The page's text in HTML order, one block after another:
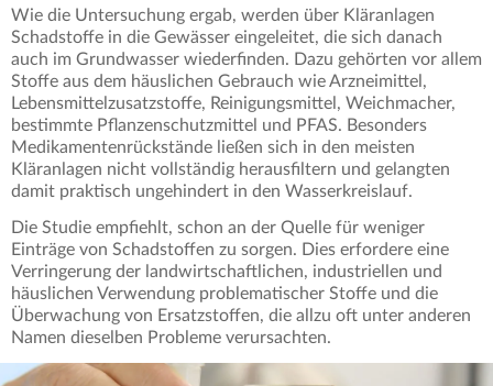
Wie die Untersuchung ergab, werden über Kläranlagen
Schadstoffe in die Gewässer eingeleitet, die sich danach
auch im Grundwasser wiederfinden. Dazu gehörten vor allem
Stoffe aus dem häuslichen Gebrauch wie Arzneimittel,
Lebensmittelzusatzstoffe, Reinigungsmittel, Weichmacher,
bestimmte Pflanzenschutzmittel und PFAS. Besonders
Medikamentenrückstände ließen sich in den meisten
Kläranlagen nicht vollständig herausfiltern und gelangten
damit praktisch ungehindert in den Wasserkreislauf.
Die Studie empfiehlt, schon an der Quelle für weniger
Einträge von Schadstoffen zu sorgen. Dies erfordere eine
Verringerung der landwirtschaftlichen, industriellen und
häuslichen Verwendung problematischer Stoffe und die
Überwachung von Ersatzstoffen, die allzu oft unter anderen
Namen dieselben Probleme verursachten.